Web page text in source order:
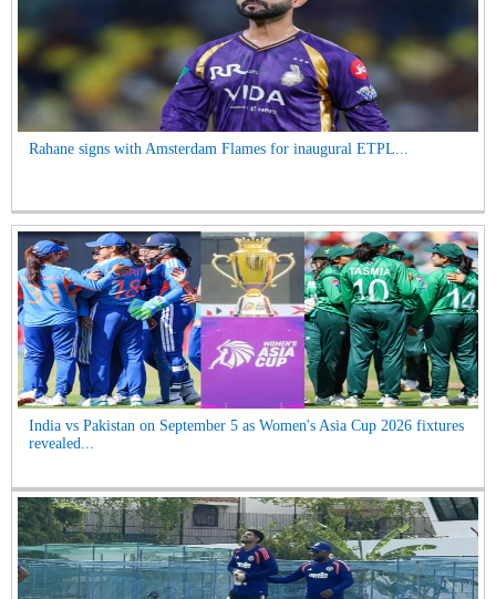
Rahane signs with Amsterdam Flames for inaugural ETPL...
India vs Pakistan on September 5 as Women's Asia Cup 2026 fixtures
revealed...